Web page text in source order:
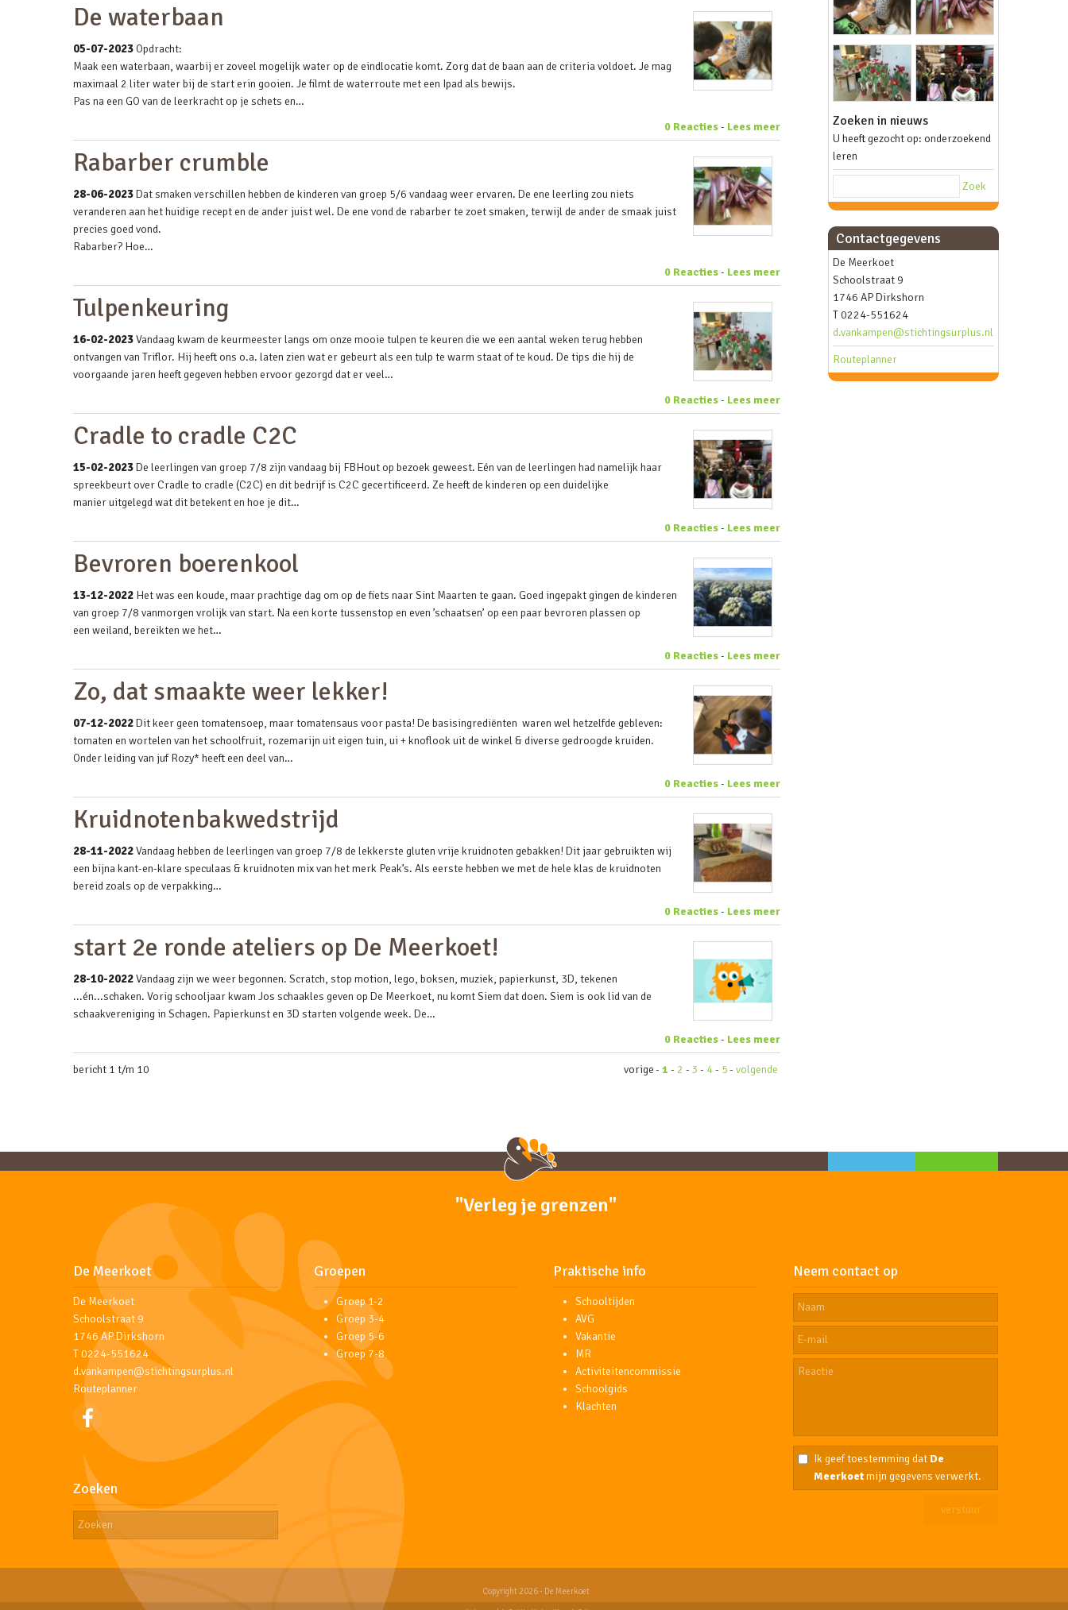
De waterbaan
05-07-2023 Opdracht:
Maak een waterbaan, waarbij er zoveel mogelijk water op de eindlocatie komt. Zorg dat de baan aan de criteria voldoet. Je mag
maximaal 2 liter water bij de start erin gooien. Je filmt de waterroute met een Ipad als bewijs.
Pas na een GO van de leerkracht op je schets en…
0 Reacties- Lees meer
Rabarber crumble
28-06-2023Dat smaken verschillen hebben de kinderen van groep 5/6 vandaag weer ervaren. De ene leerling zou niets
veranderen aan het huidige recept en de ander juist wel. De ene vond de rabarber te zoet smaken, terwijl de ander de smaak juist
precies goed vond.
Rabarber? Hoe…
0 Reacties- Lees meer
Tulpenkeuring
16-02-2023Vandaag kwam de keurmeester langs om onze mooie tulpen te keuren die we een aantal weken terug hebben
ontvangen van Triflor. Hij heeft ons o.a. laten zien wat er gebeurt als een tulp te warm staat of te koud. De tips die hij de
voorgaande jaren heeft gegeven hebben ervoor gezorgd dat er veel…
0 Reacties- Lees meer
Cradle to cradle C2C
15-02-2023De leerlingen van groep 7/8 zijn vandaag bij FBHout op bezoek geweest. Eén van de leerlingen had namelijk haar
spreekbeurt over Cradle to cradle (C2C) en dit bedrijf is C2C gecertificeerd. Ze heeft de kinderen op een duidelijke
manier uitgelegd wat dit betekent en hoe je dit…
0 Reacties- Lees meer
Bevroren boerenkool
13-12-2022 Het was een koude, maar prachtige dag om op de fiets naar Sint Maarten te gaan. Goed ingepakt gingen de kinderen
van groep 7/8 vanmorgen vrolijk van start. Na een korte tussenstop en even ’schaatsen’ op een paar bevroren plassen op
een weiland, bereikten we het…
0 Reacties- Lees meer
Zo, dat smaakte weer lekker!
07-12-2022Dit keer geen tomatensoep, maar tomatensaus voor pasta! De basisingrediënten waren wel hetzelfde gebleven:
tomaten en wortelen van het schoolfruit, rozemarijn uit eigen tuin, ui + knoflook uit de winkel & diverse gedroogde kruiden.
Onder leiding van juf Rozy* heeft een deel van…
0 Reacties- Lees meer
Kruidnotenbakwedstrijd
28-11-2022Vandaag hebben de leerlingen van groep 7/8 de lekkerste gluten vrije kruidnoten gebakken! Dit jaar gebruikten wij
een bijna kant-en-klare speculaas & kruidnoten mix van het merk Peak’s. Als eerste hebben we met de hele klas de kruidnoten
bereid zoals op de verpakking…
0 Reacties- Lees meer
start 2e ronde ateliers op De Meerkoet!
28-10-2022Vandaag zijn we weer begonnen. Scratch, stop motion, lego, boksen, muziek, papierkunst, 3D, tekenen
...én...schaken. Vorig schooljaar kwam Jos schaakles geven op De Meerkoet, nu komt Siem dat doen. Siem is ook lid van de
schaakvereniging in Schagen. Papierkunst en 3D starten volgende week. De…
0 Reacties- Lees meer
bericht 1 t/m 10 vorige - 1 - 2 - 3 - 4- 5 - volgende
Zoeken in nieuws
U heeft gezocht op: onderzoekend
leren
Zoek
Contactgegevens
De Meerkoet
Schoolstraat 9
1746 AP Dirkshorn
T 0224-551624
d.vankampen@stichtingsurplus.nl
Routeplanner
"Verleg je grenzen"
De Meerkoet
De Meerkoet
Schoolstraat 9
1746 AP Dirkshorn
T 0224-551624
d.vankampen@stichtingsurplus.nl
Routeplanner
Zoeken
Groepen
Groep 1-2
Groep 3-4
Groep 5-6
Groep 7-8
Praktische info
Schooltijden
AVG
Vakantie
MR
Activiteitencommissie
Schoolgids
Klachten
Neem contact op
Ik geef toestemming dat De
Meerkoetmijn gegevens verwerkt.
Copyright 2026 - De Meerkoet